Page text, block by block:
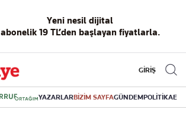
Yeni nesil dijital
abonelik 19 TL’den başlayan fiyatlarla.
GİRİŞ
YAZARLARBİZİM SAYFAGÜNDEMPOLİTİKA